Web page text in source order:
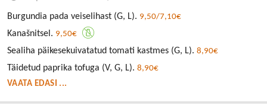
Burgundia pada veiselihast (G, L). 9,50/7,10€
Kanašnitsel. 9,50€
Sealiha päikesekuivatatud tomati kastmes (G, L). 8,90€
Täidetud paprika tofuga (V, G, L). 8,90€
VAATA EDASI ...